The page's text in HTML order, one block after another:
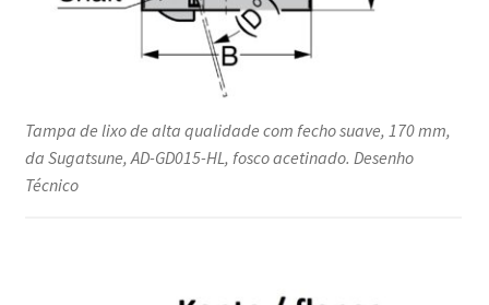
Tampa de lixo de alta qualidade com fecho suave, 170 mm,
da Sugatsune, AD-GD015-HL, fosco acetinado. Desenho
Técnico